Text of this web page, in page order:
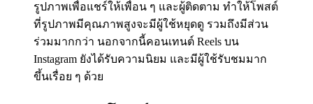
รูปภาพเพื่อแชร์ให้เพื่อน ๆ และผู้ติดตาม ทำให้โพสต์
ที่รูปภาพมีคุณภาพสูงจะมีผู้ใช้หยุดดู รวมถึงมีส่วน
ร่วมมากกว่า นอกจากนี้คอนเทนต์ Reels บน
Instagram ยังได้รับความนิยม และมีผู้ใช้รับชมมาก
ขึ้นเรื่อย ๆ ด้วย